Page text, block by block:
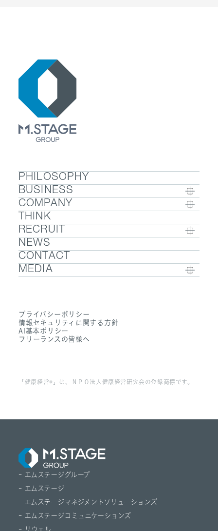
PHILOSOPHY
BUSINESS
BUSINESS TOP
- ウェルビーイング
- 医療人材
- 医業承継M&A
COMPANY
COMPANY TOP / グループ代表挨拶・会社概
要
- グループ企業一覧・事業拠点
- 数字で見るエムステージグループ
THINK
RECRUIT
RECRUIT TOP
- 採用メッセージ
- 社内制度
- 働く環境
- FAQ
NEWS
CONTACT
MEDIA
- Dr. アルなび
プライバシーポリシー
情報セキュリティに関する方針
AI基本ポリシー
フリーランスの皆様へ
「健康経営®」は、ＮＰＯ法人健康経営研究会の登録商標です。
- エムステージグループ
- エムステージ
- エムステージマネジメントソリューションズ
- エムステージコミュニケーションズ
- リウェル